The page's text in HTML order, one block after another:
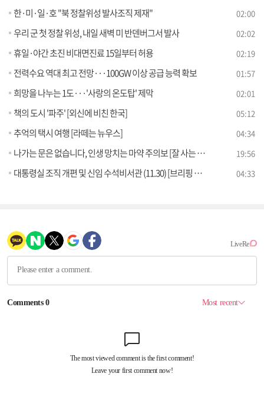
한·미·일·호 "북 정찰위성 발사조직 제재" 02:00
우리 군 첫 정찰 위성, 내일 새벽 미 반덴버그서 발사 02:02
휴일·야간 초진 비대면진료 15일부터 허용 02:19
전력수요 역대 최고 전망···100GW 이상 공급 능력 확보 01:57
희망을 나누는 1도···'사랑의 온도탑' 제막 02:01
책의 도시 '파주' [외신에 비친 한국] 05:12
추억의 택시 여행 [라떼는 뉴우스] 04:34
나가는 문은 없습니다, 인생 망치는 마약 주의보 [잘 사는 법] 19:56
대통령실 조직 개편 및 신임 수석비서관 (11.30) [브리핑 인사이트] 04:33